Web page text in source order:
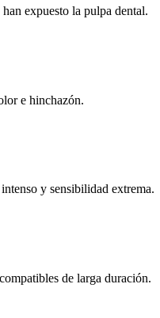
expuesto la pulpa dental.
e hinchazón.
y sensibilidad extrema.
de larga duración.